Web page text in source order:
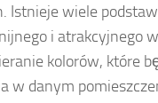
Istnieje wiele
i atrakcyjnego
kolorów, które
w danym